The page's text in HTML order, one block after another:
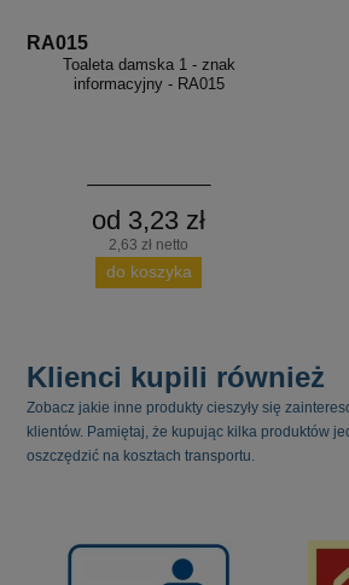
RA015
Toaleta damska 1 - znak
informacyjny - RA015
od 3,23 zł
2,63 zł netto
do koszyka
Klienci kupili również
Zobacz jakie inne produkty cieszyły się
klientów. Pamiętaj, że kupując kilka produktów
oszczędzić na kosztach transportu.